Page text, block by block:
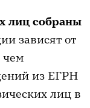
лиц собраны
зависят от
чем
из ЕГРН
лиц в